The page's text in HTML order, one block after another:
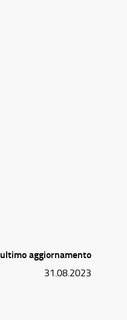
ultimo aggiornamento
31.08.2023